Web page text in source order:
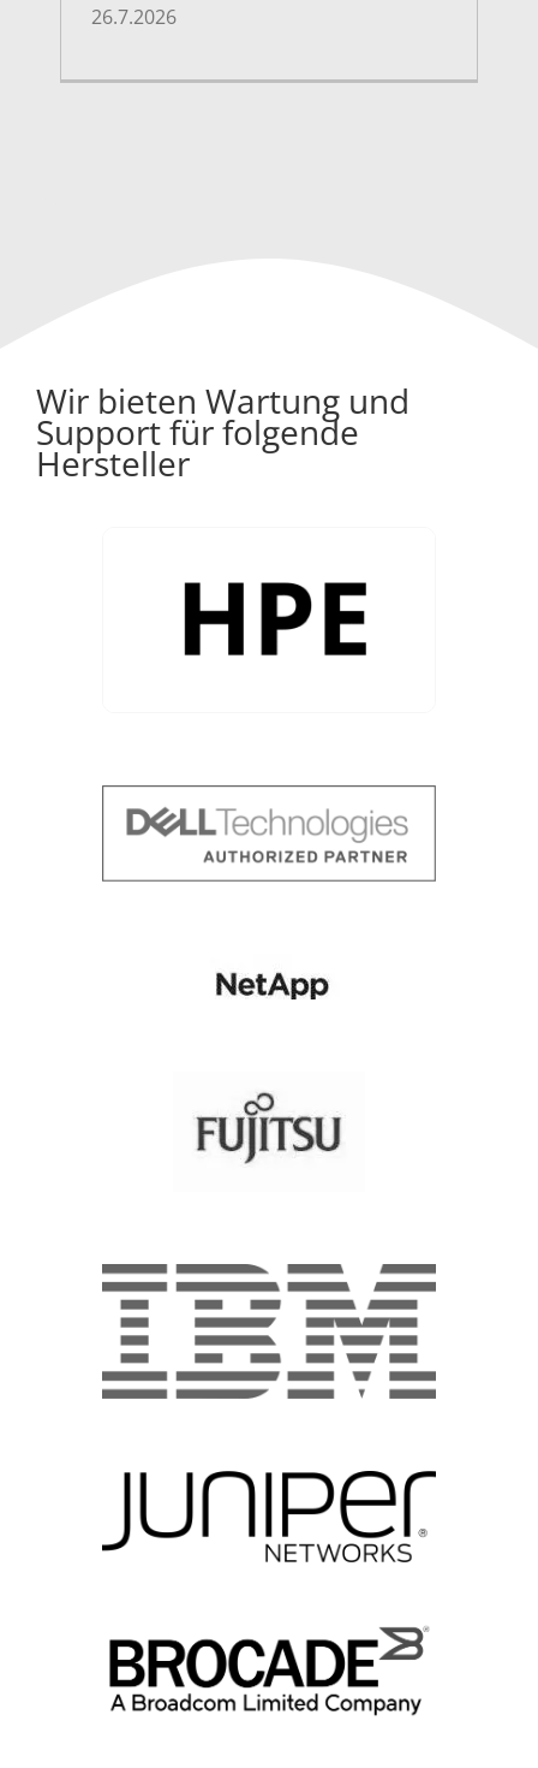
26.7.2026
Wir bieten Wartung und
Support für folgende
Hersteller